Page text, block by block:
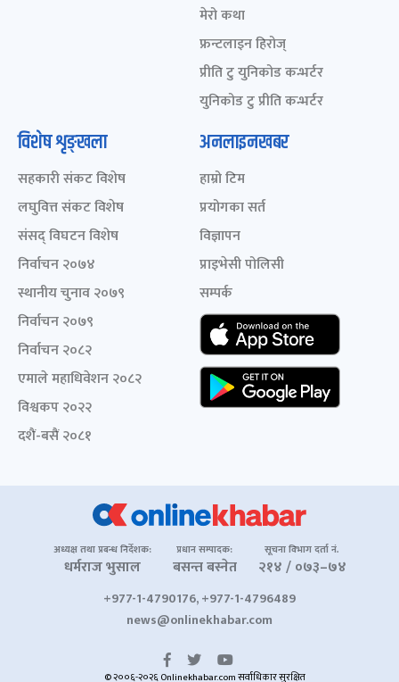
मेरो कथा
फ्रन्टलाइन हिरोज्
प्रीति टु युनिकोड कन्भर्टर
युनिकोड टु प्रीति कन्भर्टर
विशेष शृङ्खला
सहकारी संकट विशेष
लघुवित्त संकट विशेष
संसद् विघटन विशेष
निर्वाचन २०७४
स्थानीय चुनाव २०७९
निर्वाचन २०७९
निर्वाचन २०८२
एमाले महाधिवेशन २०८२
विश्वकप २०२२
दशैं-बसैं २०८१
अनलाइनखबर
हाम्रो टिम
प्रयोगका सर्त
विज्ञापन
प्राइभेसी पोलिसी
सम्पर्क
अध्यक्ष तथा प्रबन्ध निर्देशक:
धर्मराज भुसाल
प्रधान सम्पादक:
बसन्त बस्नेत
सूचना विभाग दर्ता नं.
२१४ / ०७३–७४
+977-1-4790176, +977-1-4796489
news@onlinekhabar.com
© २००६-२०२६ Onlinekhabar.com सर्वाधिकार सुरक्षित